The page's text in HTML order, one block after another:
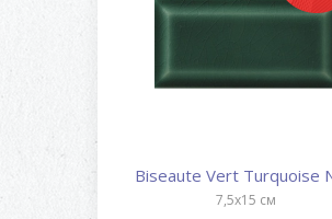
Biseaute Vert Turquoise
7,5x15 см